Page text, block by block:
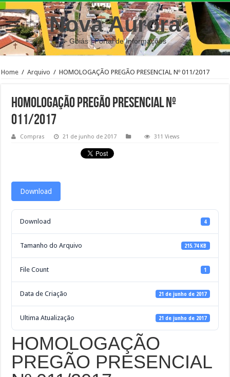
Nova Aurora
– Goiás | Portal de Informações
Home / Arquivo / HOMOLOGAÇÃO PREGÃO PRESENCIAL Nº 011/2017
HOMOLOGAÇÃO PREGÃO PRESENCIAL Nº
011/2017
Compras 21 de junho de 2017 311 Views
Download
Download 4
Tamanho do Arquivo 215.74 KB
File Count 1
Data de Criação 21 de junho de 2017
Ultima Atualização 21 de junho de 2017
HOMOLOGAÇÃO
PREGÃO PRESENCIAL